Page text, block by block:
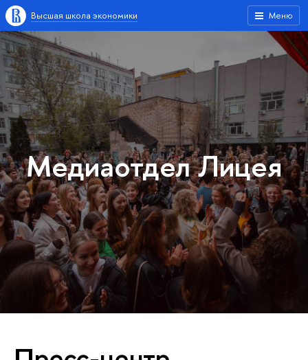
Меню
Высшая школа экономики
Медиаотдел Лицея